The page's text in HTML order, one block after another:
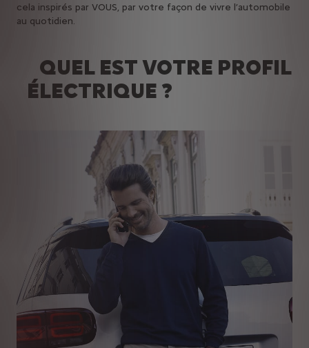
cela inspirés par VOUS, par votre façon de vivre l’automobile
au quotidien.
QUEL EST VOTRE PROFIL
ÉLECTRIQUE ?